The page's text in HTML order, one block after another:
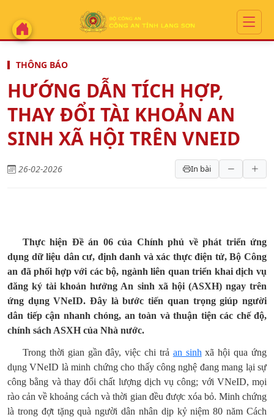
THÔNG BÁO
HƯỚNG DẪN TÍCH HỢP,
THAY ĐỔI TÀI KHOẢN AN
SINH XÃ HỘI TRÊN VNEID
26-02-2026 In bài
Thực hiện Đề án 06 của Chính phủ về phát triển ứng
dụng dữ liệu dân cư, định danh và xác thực điện tử, Bộ Công
an đã phối hợp với các bộ, ngành liên quan triển khai dịch vụ
đăng ký tài khoản hưởng An sinh xã hội (ASXH) ngay trên
ứng dụng VNeID. Đây là bước tiến quan trọng giúp người
dân tiếp cận nhanh chóng, an toàn và thuận tiện các chế độ,
chính sách ASXH của Nhà nước.
Trong thời gian gần đây, việc chi trả an sinh xã hội qua ứng
dụng VNeID là minh chứng cho thấy công nghệ đang mang lại sự
công bằng và thay đổi chất lượng dịch vụ công; với VNeID, mọi
rào cản về khoảng cách và thời gian đều được xóa bỏ. Minh chứng
là trong đợt tặng quà người dân nhân dịp kỷ niệm 80 năm Cách